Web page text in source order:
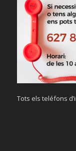
Tots els teléfons